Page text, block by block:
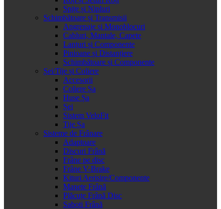
Spițe și Nipluri
Schimbătoare și Transmisii
Angrenaje și Monoblocuri
Cabluri, Mantale, Capete
Lanțuri și Componente
Pinioane și Distanțiere
Schimbătoare și Componente
Șei/Tije și Coliere
Accesorii
Coliere Șa
Huse Șa
Șei
Sistem VeloFit
Tije Șa
Sisteme de Frânare
Adaptoare
Discuri Frână
Frâne pe disc
Frâne V-Brake
Kituri Aerisire/Componente
Manete Frână
Plăcuțe Frână Disc
Saboti Frână